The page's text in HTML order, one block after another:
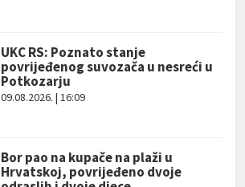
UKC RS: Poznato stanje
povrijeđenog suvozača u nesreći u
Potkozarju
09.08.2026. | 16:09
Bor pao na kupače na plaži u
Hrvatskoj, povrijeđeno dvoje